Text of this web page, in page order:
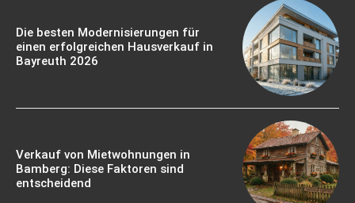
Die besten Modernisierungen für
einen erfolgreichen Hausverkauf in
Bayreuth 2026
Verkauf von Mietwohnungen in
Bamberg: Diese Faktoren sind
entscheidend